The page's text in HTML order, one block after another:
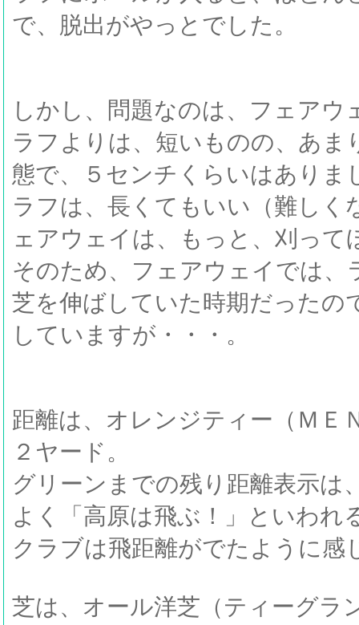
で、脱出がやっとでした。
しかし、問題なのは、フェア
ラフよりは、短いものの、あま
態で、５センチくらいはありま
ラフは、長くてもいい（難しく
ェアウェイは、もっと、刈って
そのため、フェアウェイでは、
芝を伸ばしていた時期だったの
していますが・・・。
距離は、オレンジティー（ＭＥ
２ヤード。
グリーンまでの残り距離表示は
よく「高原は飛ぶ！」といわれ
クラブは飛距離がでたように感
芝は、オール洋芝（ティーグラ